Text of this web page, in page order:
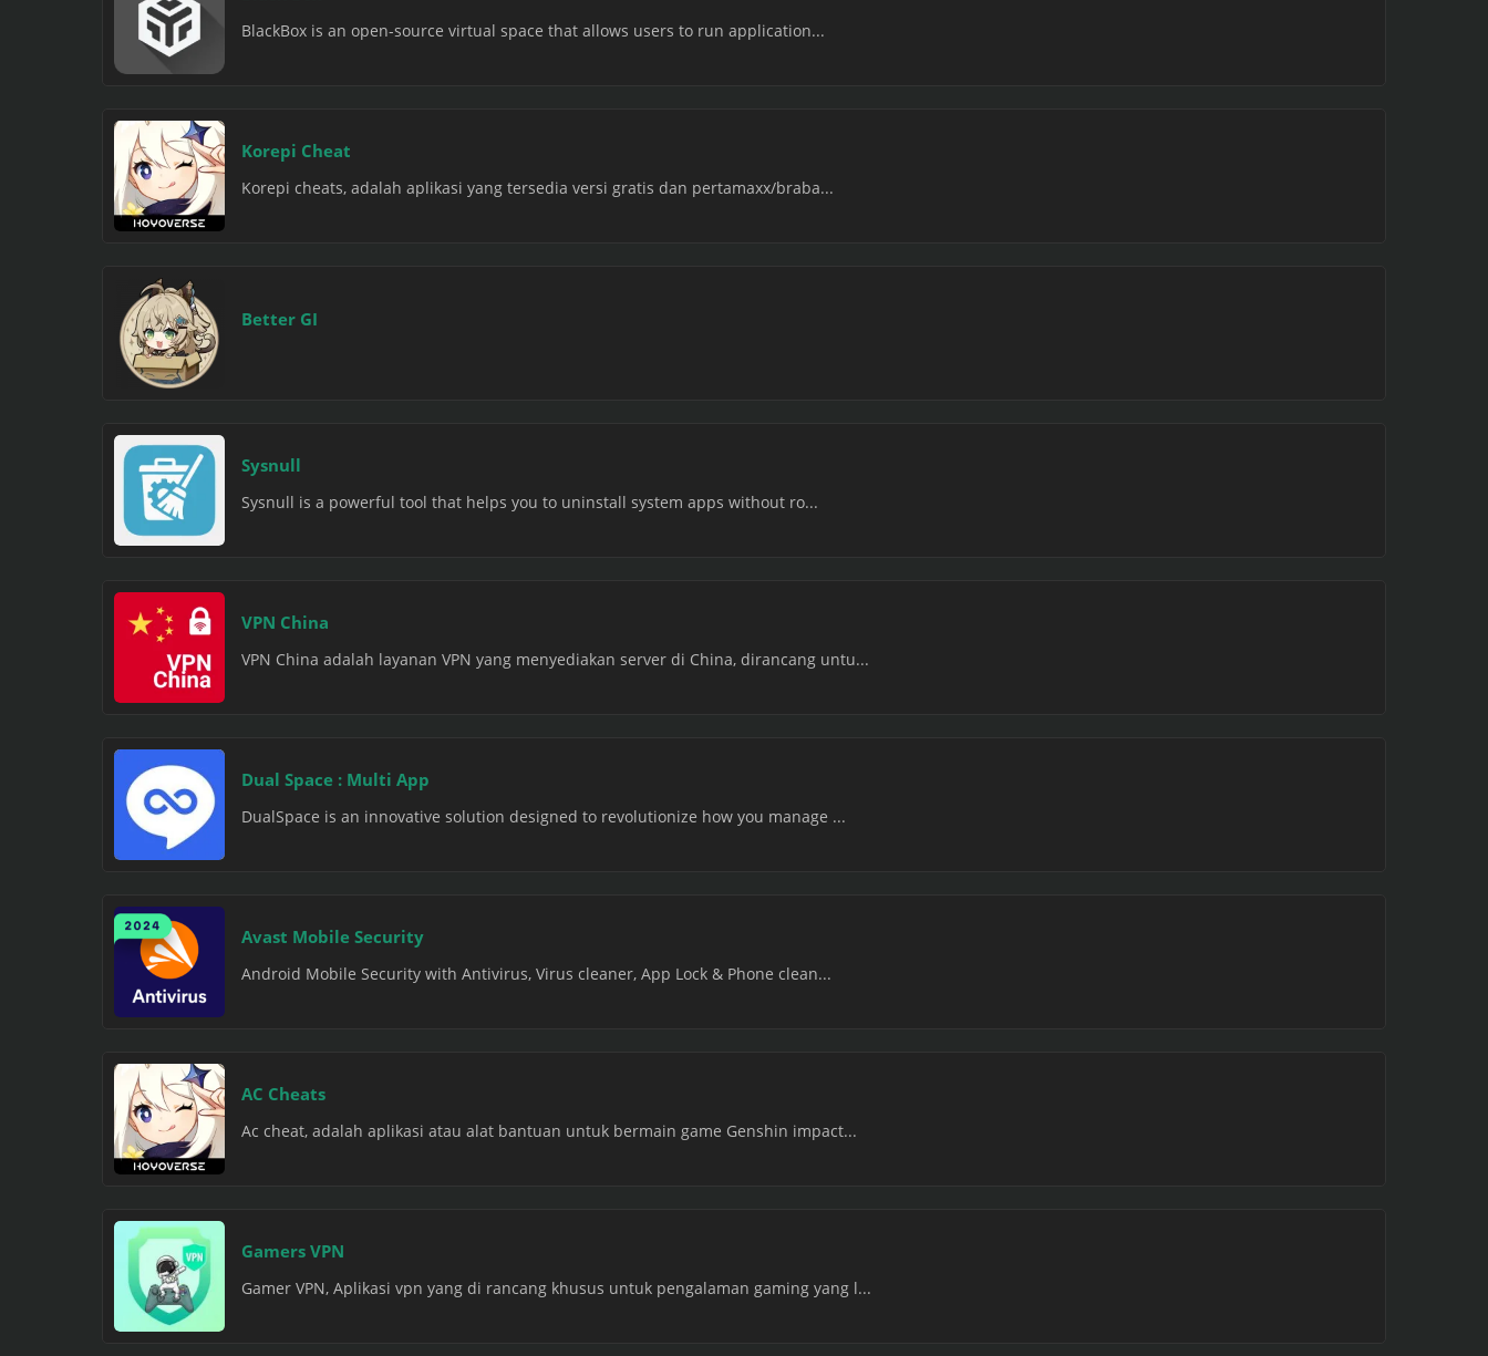
BlackBox is an open-source virtual space that allows users to run application...
Korepi Cheat
Korepi cheats, adalah aplikasi yang tersedia versi gratis dan pertamaxx/braba...
Better GI
Sysnull
Sysnull is a powerful tool that helps you to uninstall system apps without ro...
VPN China
VPN China adalah layanan VPN yang menyediakan server di China, dirancang untu...
Dual Space : Multi App
DualSpace is an innovative solution designed to revolutionize how you manage ...
Avast Mobile Security
Android Mobile Security with Antivirus, Virus cleaner, App Lock & Phone clean...
AC Cheats
Ac cheat, adalah aplikasi atau alat bantuan untuk bermain game Genshin impact...
Gamers VPN
Gamer VPN, Aplikasi vpn yang di rancang khusus untuk pengalaman gaming yang l...